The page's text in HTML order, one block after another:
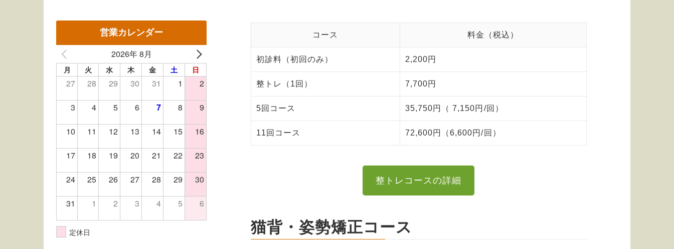
コース 料金（税込）
初診料（初回のみ） 2,200円
整トレ（1回） 7,700円
5回コース 35,750円（ 7,150円/回）
11回コース 72,600円（6,600円/回）
整トレコースの詳細
猫背・姿勢矯正コース
営業カレンダー
2026年 8月
月 火 水 木 金 土 日
27 28 29 30 31 1 2
3 4 5 6 7 8 9
10 11 12 13 14 15 16
17 18 19 20 21 22 23
24 25 26 27 28 29 30
31 1 2 3 4 5 6
定休日